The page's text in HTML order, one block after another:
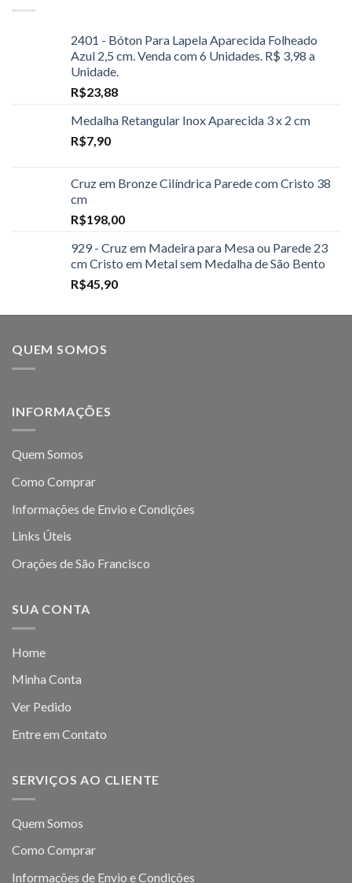
2401 - Bóton Para Lapela Aparecida Folheado
Azul 2,5 cm. Venda com 6 Unidades. R$ 3,98 a
Unidade.
R$23,88
Medalha Retangular Inox Aparecida 3 x 2 cm
R$7,90
Cruz em Bronze Cilíndrica Parede com Cristo 38
cm
R$198,00
929 - Cruz em Madeira para Mesa ou Parede 23
cm Cristo em Metal sem Medalha de São Bento
R$45,90
QUEM SOMOS
INFORMAÇÕES
Quem Somos
Como Comprar
Informações de Envio e Condições
Links Úteis
Orações de São Francisco
SUA CONTA
Home
Minha Conta
Ver Pedido
Entre em Contato
SERVIÇOS AO CLIENTE
Quem Somos
Como Comprar
Informações de Envio e Condições